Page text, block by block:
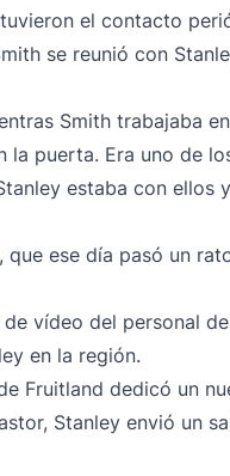
el contacto
se reunió con
Smith trabajaba
la puerta. Era uno de
estaba con ellos
que ese día pasó un
vídeo del personal
en la región.
Fruitland dedicó un
Stanley envió un